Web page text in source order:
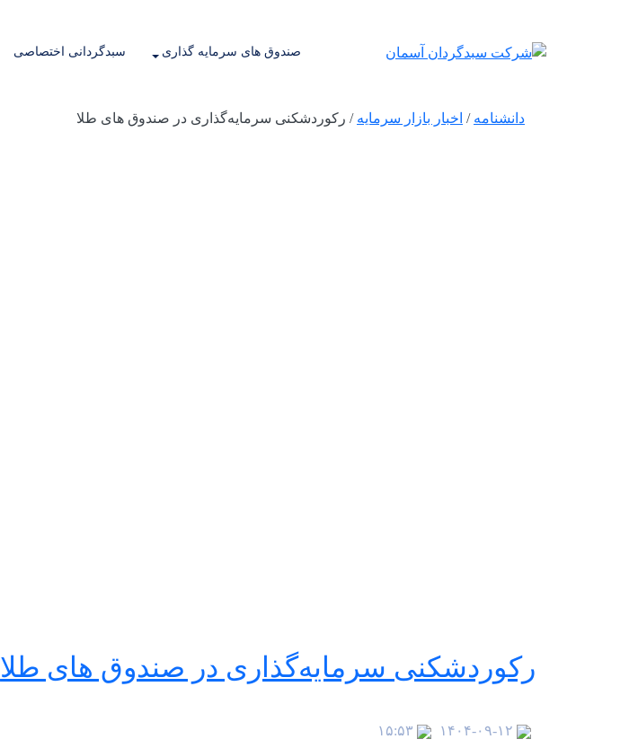
صندوق های سرمایه گذاری سبدگردانی اختصاصی
دانشنامه / اخبار بازار سرمایه / رکوردشکنی سرمایه‌گذاری در صندوق های طلا
رکوردشکنی سرمایه‌گذاری در صندوق های طلا